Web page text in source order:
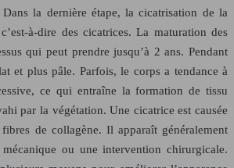
Dans la dernière étape, la cicatrisation de la
à-dire des cicatrices. La maturation des
qui peut prendre jusqu’à 2 ans. Pendant
et plus pâle. Parfois, le corps a tendance à
ce qui entraîne la formation de tissu
par la végétation. Une cicatrice est causée
de collagène. Il apparaît généralement
ou une intervention chirurgicale.